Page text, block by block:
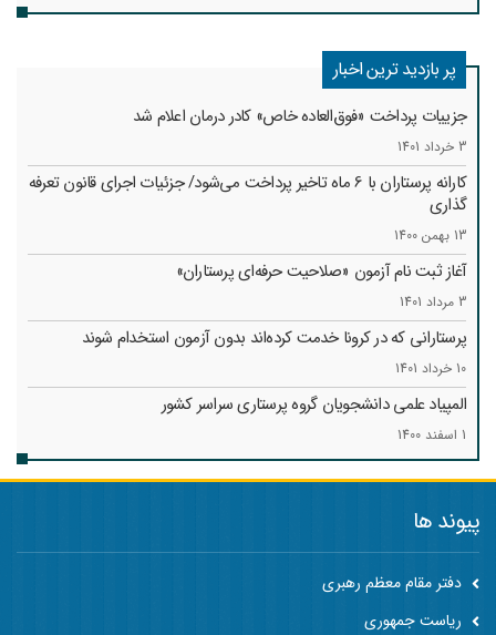
پر بازدید ترین اخبار
جزییات پرداخت «فوق‌العاده خاص» کادر درمان اعلام شد
3 خرداد 1401
کارانه‌ پرستاران با 6 ماه تاخیر پرداخت می‌شود/ جزئیات اجرای قانون تعرفه
گذاری
13 بهمن 1400
آغاز ثبت نام آزمون «صلاحیت حرفه‌ای پرستاران»
3 مرداد 1401
پرستارانی که در کرونا خدمت کرد‌ه‌اند بدون آزمون استخدام شوند
10 خرداد 1401
المپیاد علمی دانشجویان گروه پرستاری سراسر کشور
1 اسفند 1400
پیوند ها
دفتر مقام معظم رهبری
ریاست جمهوری